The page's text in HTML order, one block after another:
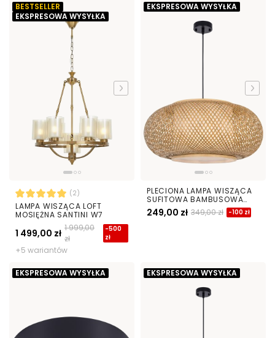
BESTSELLER
EKSPRESOWA WYSYŁKA
(2)
LAMPA WISZĄCA LOFT
MOSIĘŻNA SANTINI W7
1 499,00 zł 1 999,00
zł
-500
zł
+5 wariantów
EKSPRESOWA WYSYŁKA
PLECIONA LAMPA WISZĄCA
SUFITOWA BAMBUSOWA
ŻYRANDOL W STYLU BOHO
50 CM
249,00 zł 349,00 zł -100 zł
EKSPRESOWA WYSYŁKA EKSPRESOWA WYSYŁKA